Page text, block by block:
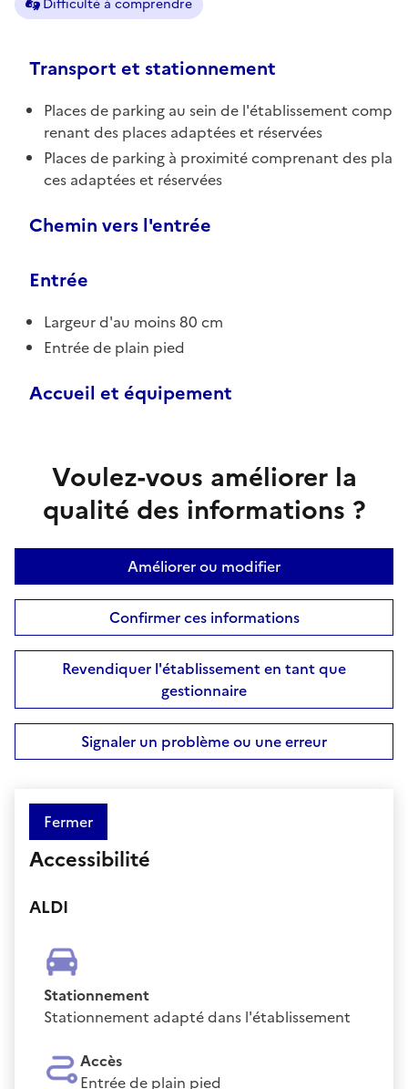
Transport et stationnement
Places de parking au sein de l'établissement comp
renant des places adaptées et réservées
Places de parking à proximité comprenant des pla
ces adaptées et réservées
Chemin vers l'entrée
Entrée
Largeur d'au moins 80 cm
Entrée de plain pied
Accueil et équipement
Voulez-vous améliorer la
qualité des informations ?
Améliorer ou modifier
Confirmer ces informations
Revendiquer l'établissement en tant que
gestionnaire
Signaler un problème ou une erreur
Fermer
Accessibilité
ALDI
Stationnement
Stationnement adapté dans l'établissement
Accès
Entrée de plain pied